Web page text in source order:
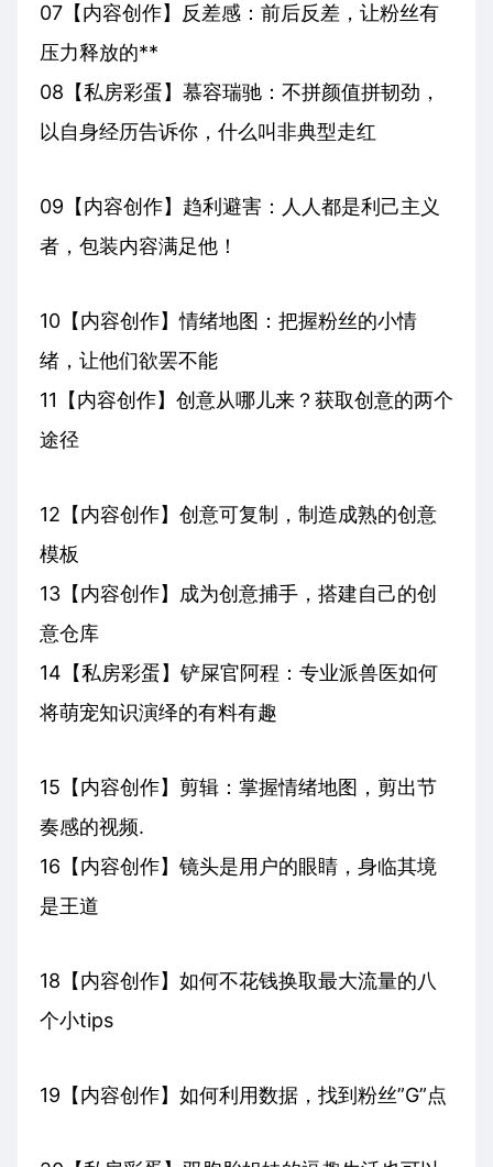
07【内容创作】反差感：前后反差，让粉丝有
压力释放的**
08【私房彩蛋】慕容瑞驰：不拼颜值拼韧劲，
以自身经历告诉你，什么叫非典型走红
09【内容创作】趋利避害：人人都是利己主义
者，包装内容满足他！
10【内容创作】情绪地图：把握粉丝的小情
绪，让他们欲罢不能
11【内容创作】创意从哪儿来？获取创意的两个
途径
12【内容创作】创意可复制，制造成熟的创意
模板
13【内容创作】成为创意捕手，搭建自己的创
意仓库
14【私房彩蛋】铲屎官阿程：专业派兽医如何
将萌宠知识演绎的有料有趣
15【内容创作】剪辑：掌握情绪地图，剪出节
奏感的视频.
16【内容创作】镜头是用户的眼睛，身临其境
是王道
18【内容创作】如何不花钱换取最大流量的八
个小tips
19【内容创作】如何利用数据，找到粉丝”G”点